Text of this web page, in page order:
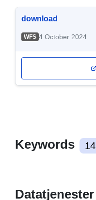
download
WFS 4 October 2024
Keywords 14
Datatjenester